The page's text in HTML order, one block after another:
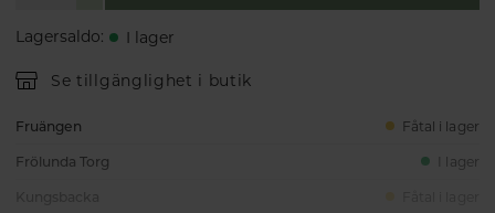
Lagersaldo: I lager
Se tillgänglighet i butik
Fruängen Fåtal i lager
Frölunda Torg I lager